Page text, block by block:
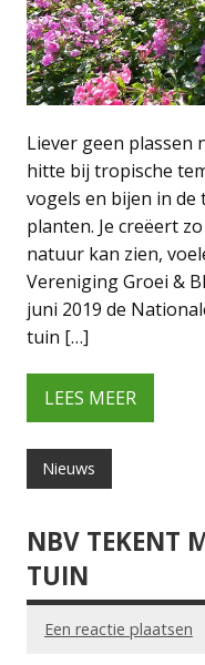
Liever geen plassen
hitte bij tropische
vogels en bijen in de
planten. Je creëert
natuur kan zien,
Vereniging Groei &
juni 2019 de
tuin […]
LEES MEER
Nieuws
NBV TEKENT
TUIN
Een reactie plaatsen